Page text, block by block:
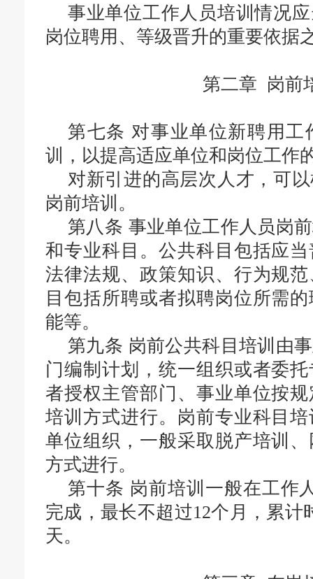
事业单位工作人员培训情况
岗位聘用、等级晋升的重要依据
第二章 岗前
第七条对事业单位新聘用工
训，以提高适应单位和岗位工作
对新引进的高层次人才，可
岗前培训。
第八条 事业单位工作人员岗
和专业科目。公共科目包括应
法律法规、政策知识、行为规
目包括所聘或者拟聘岗位所需
能等。
第九条 岗前公共科目培训由
门编制计划，统一组织或者委
者授权主管部门、事业单位按
培训方式进行。岗前专业科目
单位组织，一般采取脱产培训
方式进行。
第十条 岗前培训一般在工作
完成，最长不超过12个月，累计
天。